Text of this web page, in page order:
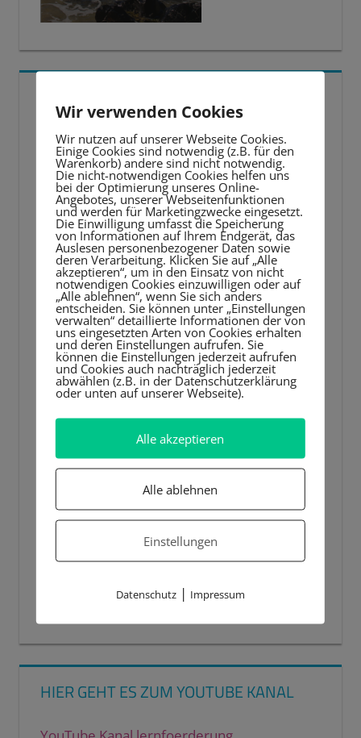
Video-
Player
HIER GEHT ES ZUM YOUTUBE KANAL
Wir verwenden Cookies
Wir nutzen auf unserer Webseite Cookies.
Einige Cookies sind notwendig (z.B. für den
Warenkorb) andere sind nicht notwendig.
Die nicht-notwendigen Cookies helfen uns
bei der Optimierung unseres Online-
Angebotes, unserer Webseitenfunktionen
und werden für Marketingzwecke eingesetzt.
Die Einwilligung umfasst die Speicherung
von Informationen auf Ihrem Endgerät, das
Auslesen personenbezogener Daten sowie
deren Verarbeitung. Klicken Sie auf „Alle
akzeptieren“, um in den Einsatz von nicht
notwendigen Cookies einzuwilligen oder auf
„Alle ablehnen“, wenn Sie sich anders
entscheiden. Sie können unter „Einstellungen
verwalten“ detaillierte Informationen der von
uns eingesetzten Arten von Cookies erhalten
und deren Einstellungen aufrufen. Sie
können die Einstellungen jederzeit aufrufen
und Cookies auch nachträglich jederzeit
abwählen (z.B. in der Datenschutzerklärung
oder unten auf unserer Webseite).
Alle akzeptieren
Alle ablehnen
Einstellungen
Datenschutz| Impressum